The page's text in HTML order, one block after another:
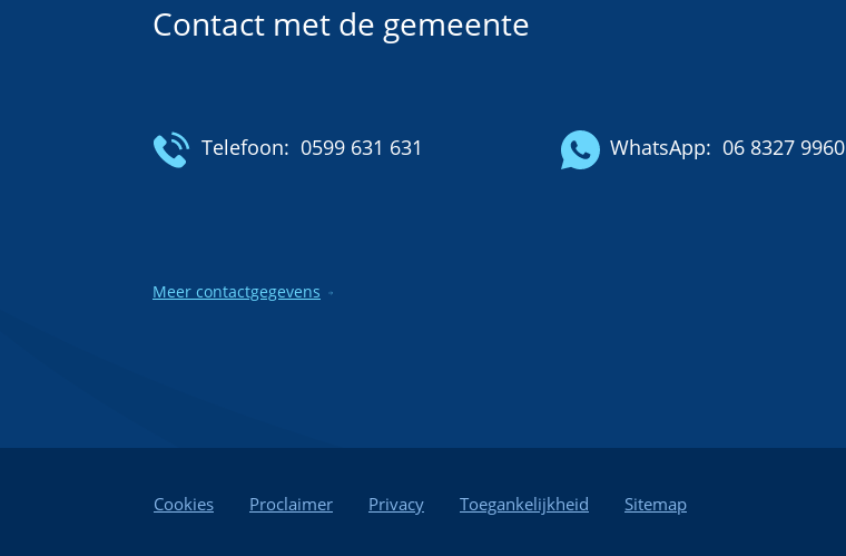
Contact met de gemeente
Telefoon: 0599 631 631 WhatsApp: 06 8327 9960
Meer contactgegevens
Cookies Proclaimer Privacy Toegankelijkheid Sitemap